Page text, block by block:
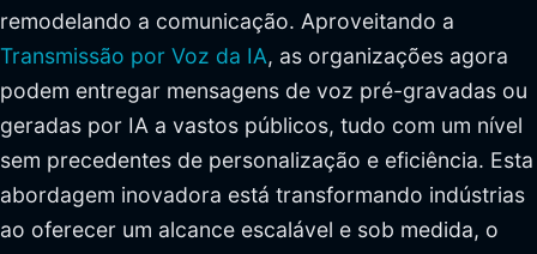
remodelando a comunicação. Aproveitando a
Transmissão por Voz da IA, as organizações agora
podem entregar mensagens de voz pré-gravadas ou
geradas por IA a vastos públicos, tudo com um nível
sem precedentes de personalização e eficiência. Esta
abordagem inovadora está transformando indústrias
ao oferecer um alcance escalável e sob medida, o